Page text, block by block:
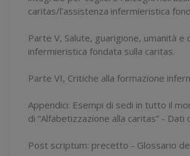
caritas/l’assistenza infermieristica
Parte V, Salute, guarigione, umanità
infermieristica fondata sulla caritas.
Parte VI, Critiche alla formazione
Appendici: Esempi di sedi in tutto il
di “Alfabetizzazione alla caritas” -
Post scriptum: precetto - Glossario